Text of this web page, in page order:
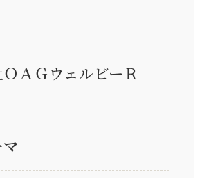
ＡＧウェルビーＲ